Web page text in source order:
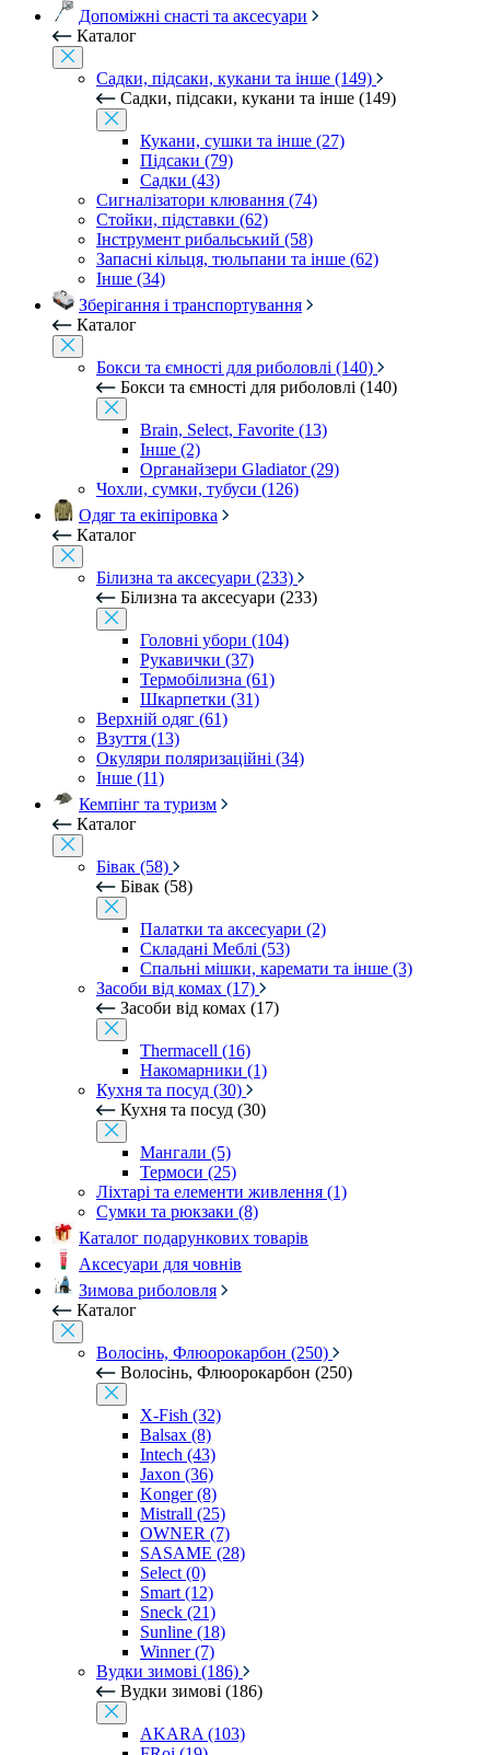
Допоміжні снасті та аксесуари
Каталог
Садки, підсаки, кукани та інше (149)
Садки, підсаки, кукани та інше (149)
Кукани, сушки та інше (27)
Підсаки (79)
Садки (43)
Сигналізатори клювання (74)
Стойки, підставки (62)
Інструмент рибальський (58)
Запасні кільця, тюльпани та інше (62)
Інше (34)
Зберігання і транспортування
Каталог
Бокси та ємності для риболовлі (140)
Бокси та ємності для риболовлі (140)
Brain, Select, Favorite (13)
Інше (2)
Органайзери Gladiator (29)
Чохли, сумки, тубуси (126)
Одяг та екіпіровка
Каталог
Білизна та аксесуари (233)
Білизна та аксесуари (233)
Головні убори (104)
Рукавички (37)
Термобілизна (61)
Шкарпетки (31)
Верхній одяг (61)
Взуття (13)
Окуляри поляризаційні (34)
Інше (11)
Кемпінг та туризм
Каталог
Бівак (58)
Бівак (58)
Палатки та аксесуари (2)
Складані Меблі (53)
Спальні мішки, каремати та інше (3)
Засоби від комах (17)
Засоби від комах (17)
Thermacell (16)
Накомарники (1)
Кухня та посуд (30)
Кухня та посуд (30)
Мангали (5)
Термоси (25)
Ліхтарі та елементи живлення (1)
Сумки та рюкзаки (8)
Каталог подарункових товарів
Аксесуари для човнів
Зимова риболовля
Каталог
Волосінь, Флюорокарбон (250)
Волосінь, Флюорокарбон (250)
X-Fish (32)
Balsax (8)
Intech (43)
Jaxon (36)
Konger (8)
Mistrall (25)
OWNER (7)
SASAME (28)
Select (0)
Smart (12)
Sneck (21)
Sunline (18)
Winner (7)
Вудки зимові (186)
Вудки зимові (186)
AKARA (103)